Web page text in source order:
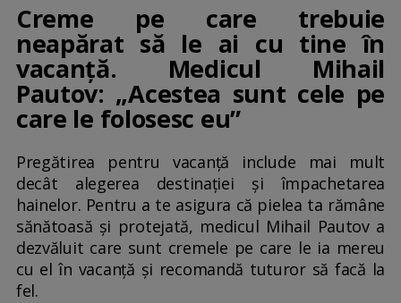
Creme pe care trebuie
neapărat să le ai cu tine în
vacanță. Medicul Mihail
Pautov: „Acestea sunt cele pe
care le folosesc eu”
Pregătirea pentru vacanță include mai mult
decât alegerea destinației și împachetarea
hainelor. Pentru a te asigura că pielea ta rămâne
sănătoasă și protejată, medicul Mihail Pautov a
dezvăluit care sunt cremele pe care le ia mereu
cu el în vacanță și recomandă tuturor să facă la
fel.